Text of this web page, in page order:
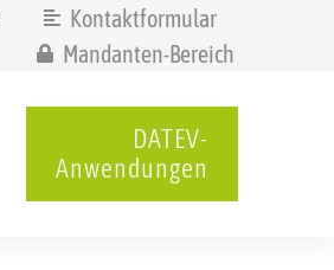
Kontaktformular
Mandanten-Bereich
DATEV-
Anwendungen